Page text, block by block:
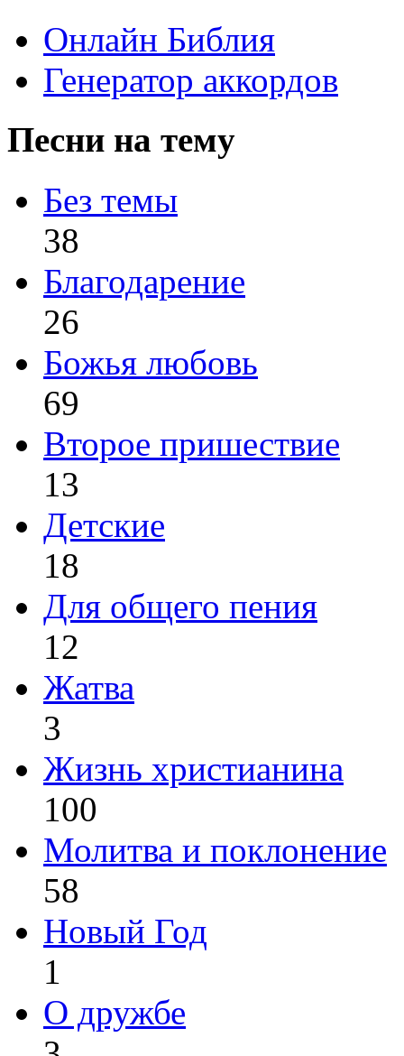
Онлайн Библия
Генератор аккордов
Песни на тему
Без темы
38
Благодарение
26
Божья любовь
69
Второе пришествие
13
Детские
18
Для общего пения
12
Жатва
3
Жизнь христианина
100
Молитва и поклонение
58
Новый Год
1
О дружбе